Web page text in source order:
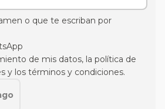
o que te escriban por
de mis datos, la política de
y los términos y condiciones.